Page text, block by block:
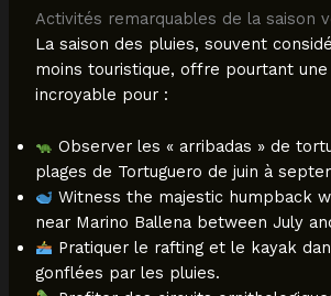
Activités remarquables de la saison
La saison des pluies, souvent
moins touristique, offre pourtant une
incroyable pour :
Observer les « arribadas » de
plages de Tortuguero de juin à
Witness the majestic humpback
near Marino Ballena between July
Pratiquer le rafting et le kayak
gonflées par les pluies.